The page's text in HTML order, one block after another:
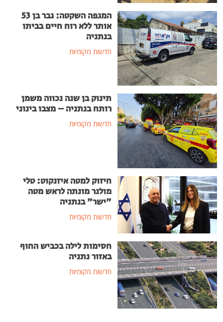
המגפה השקטה: גבר בן 53
אותר ללא רוח חיים בביתו
בנתניה
חדשות מקומיות
תינוק בן שנה נכווה משמן
רותח בנתניה – מצבו בינוני
חדשות מקומיות
חיזוק למטה איזנקוט: טלי
מולנר מונתה לראש מטה
"ישר" בנתניה
חדשות מקומיות
חסימות לילה בכביש החוף
באזור נתניה
חדשות מקומיות